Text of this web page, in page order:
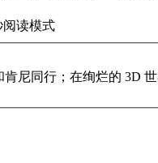
阅读模式
尼同行；在绚烂的 3D